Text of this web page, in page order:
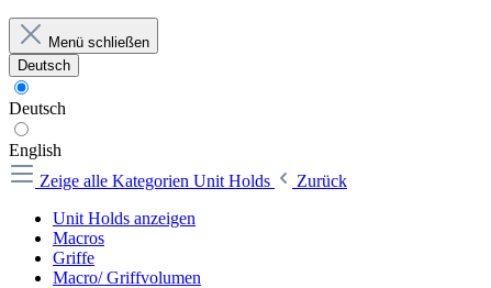
Menü schließen
Deutsch
Deutsch
English
Zeige alle Kategorien Unit Holds
Zurück
Unit Holds anzeigen
Macros
Griffe
Macro/ Griffvolumen